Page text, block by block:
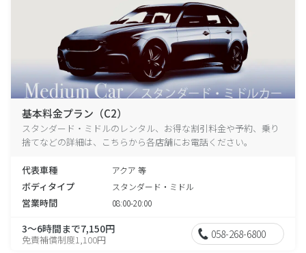
基本料金プラン（C2）
スタンダード・ミドルのレンタル、お得な割引料金や予約、乗り
捨てなどの詳細は、こちらから各店舗にお電話ください。
代表車種 アクア 等
ボディタイプ スタンダード・ミドル
営業時間 08:00-20:00
3～6時間まで7,150円
免責補償制度1,100円 058-268-6800